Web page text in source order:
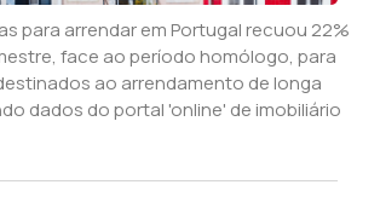
para arrendar em Portugal recuou 22%
face ao período homólogo, para
ao arrendamento de longa
dados do portal 'online' de imobiliário